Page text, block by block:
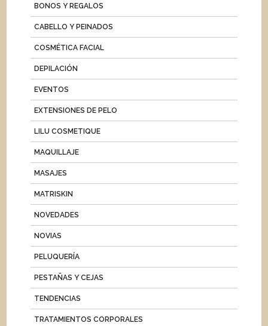
BONOS Y REGALOS
CABELLO Y PEINADOS
COSMÉTICA FACIAL
DEPILACIÓN
EVENTOS
EXTENSIONES DE PELO
LILU COSMETIQUE
MAQUILLAJE
MASAJES
MATRISKIN
NOVEDADES
NOVIAS
PELUQUERÍA
PESTAÑAS Y CEJAS
TENDENCIAS
TRATAMIENTOS CORPORALES